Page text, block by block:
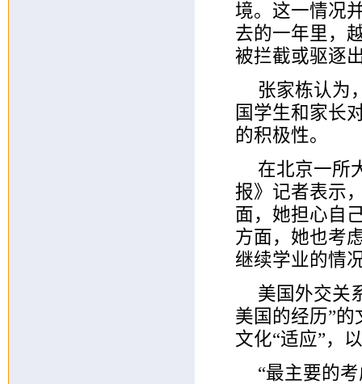
境。这一情况
去的一年里，
被拦截或驱逐
张家栋认为
国学生和家长
的积极性。
在北京一所
报》记者表示
面，她担心自
方面，她也考
继续学业的情
美国外交关
美国的经历”
文化“适应”，
“最主要的